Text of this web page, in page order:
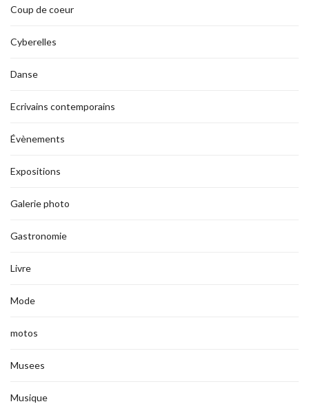
Coup de coeur
Cyberelles
Danse
Ecrivains contemporains
Évènements
Expositions
Galerie photo
Gastronomie
Livre
Mode
motos
Musees
Musique